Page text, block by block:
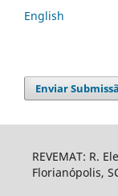
English
Enviar
REVEMAT: R.
Florianópolis,